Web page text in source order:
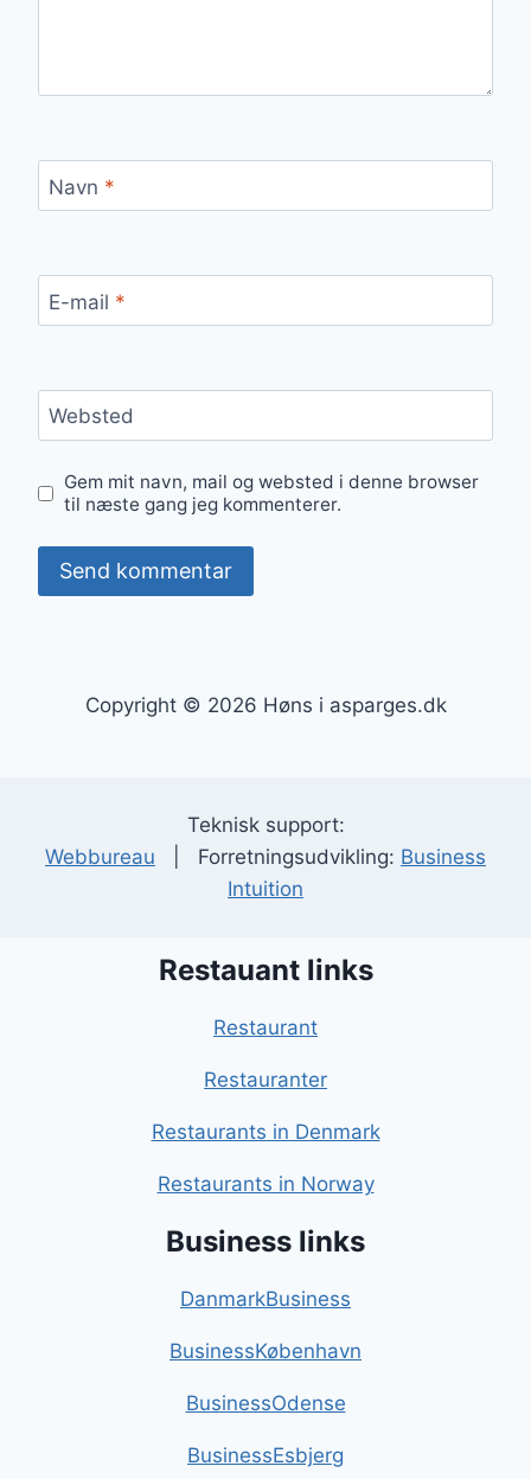
Navn *
E-mail *
Websted
Gem mit navn, mail og websted i denne browser
til næste gang jeg kommenterer.
Copyright © 2026 Høns i asparges.dk
Teknisk support:
Webbureau | Forretningsudvikling: Business
Intuition
Restauant links
Restaurant
Restauranter
Restaurants in Denmark
Restaurants in Norway
Business links
DanmarkBusiness
BusinessKøbenhavn
BusinessOdense
BusinessEsbjerg